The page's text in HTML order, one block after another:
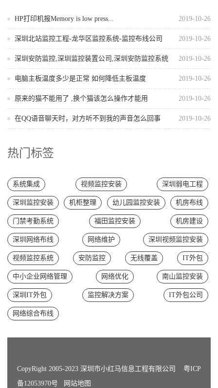
2019-10-26
HP打印机报Memory is low press...
2019-10-26
深圳北站监控工程-龙华区监控系统-监控布线公司
2019-10-26
深圳安防监控,深圳监控装置公司,深圳安防监控系统
2019-10-26
电脑主板温度多少是正常 如何降低主板温度
2019-10-26
原来的猫不能用了 ,换个猫该怎么操作才能用
2019-10-26
在QQ语音聊天时，对方听不到我的声音怎么回事
热门标签
系统集成 视频监控安装 深圳弱电工程
深圳监控安装 机柜整理 幼儿园监控安装 机房布线
门禁考勤系统 福田监控安装 机房建设
深圳网络布线 网络维护 深圳视频监控安装
视频监控系统 安防监控 无线覆盖 IT外包
中小企业网络管理 网络优化 南山监控安装
深圳IT外包 监控解决方案 IT外包公司
网络综合布线
CopyRight 2005-2023 深圳市小红马信息工程有限公司 粤ICP
备12053970号
网站地图